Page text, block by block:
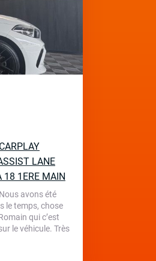
LANE
18 1ERE MAIN
avons été
le temps, chose
qui c’est
le véhicule. Très